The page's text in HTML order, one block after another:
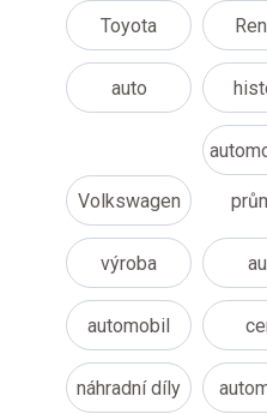
Toyota
auto
Volkswagen
výroba
automobil
náhradní díly